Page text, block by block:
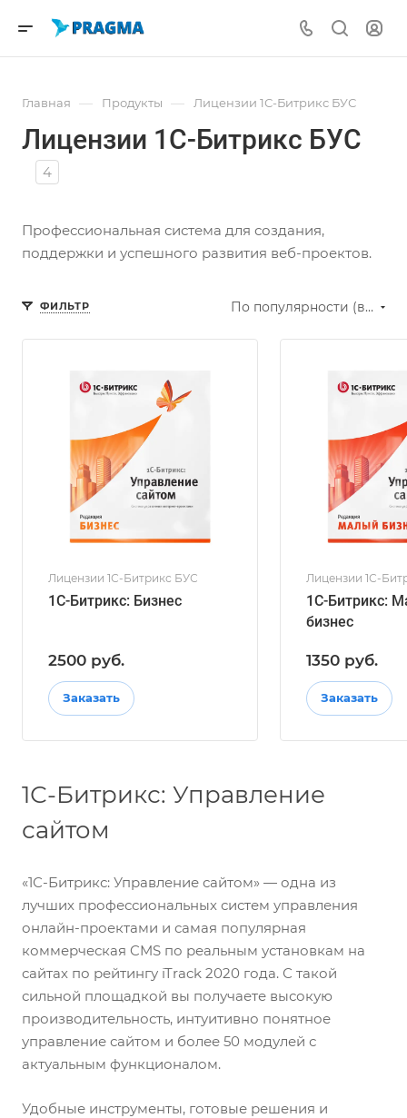
Главная — Продукты — Лицензии 1С-Битрикс БУС
Лицензии 1С-Битрикс БУС
4
Профессиональная система для создания,
поддержки и успешного развития веб-проектов.
ФИЛЬТР По популярности (возрастание)
Лицензии 1С-Битрикс БУС
1С-Битрикс: Бизнес
2500 руб.
Заказать
Лицензии 1С-
1С-Битрикс:
бизнес
1350 руб.
Заказать
1С-Битрикс: Управление
сайтом
«1С-Битрикс: Управление сайтом» — одна из
лучших профессиональных систем управления
онлайн-проектами и самая популярная
коммерческая CMS по реальным установкам на
сайтах по рейтингу iTrack 2020 года. С такой
сильной площадкой вы получаете высокую
производительность, интуитивно понятное
управление сайтом и более 50 модулей с
актуальным функционалом.
Удобные инструменты, готовые решения и